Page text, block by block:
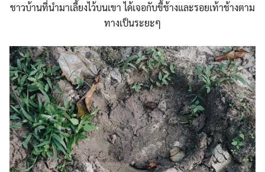
ชาวบ้านที่นำมาเลี้ยงไว้บนเขา ได้เจอกับขี้ช้างและรอยเท้าช้างตาม
ทางเป็นระยะๆ